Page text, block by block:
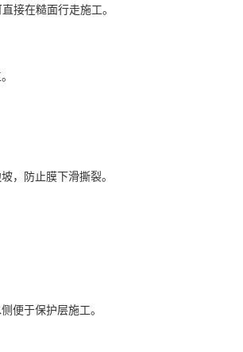
接在糙面行走施工。
，防止膜下滑撕裂。
便于保护层施工。